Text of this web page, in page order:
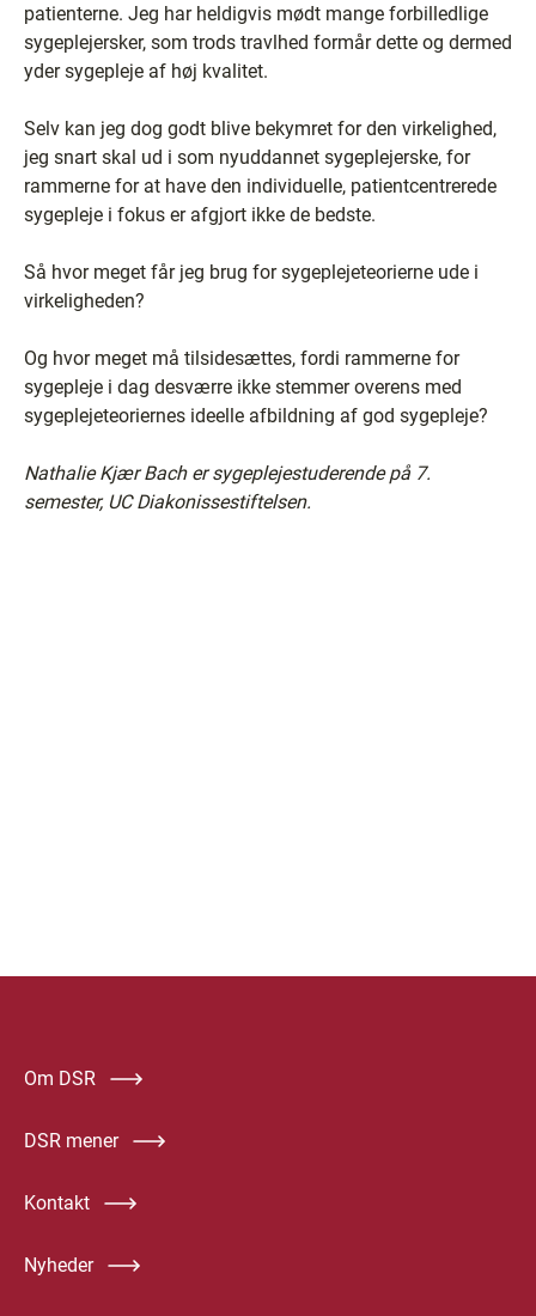
patienterne. Jeg har heldigvis mødt mange forbilledlige
sygeplejersker, som trods travlhed formår dette og dermed
yder sygepleje af høj kvalitet.
Selv kan jeg dog godt blive bekymret for den virkelighed,
jeg snart skal ud i som nyuddannet sygeplejerske, for
rammerne for at have den individuelle, patientcentrerede
sygepleje i fokus er afgjort ikke de bedste.
Så hvor meget får jeg brug for sygeplejeteorierne ude i
virkeligheden?
Og hvor meget må tilsidesættes, fordi rammerne for
sygepleje i dag desværre ikke stemmer overens med
sygeplejeteoriernes ideelle afbildning af god sygepleje?
Nathalie Kjær Bach er sygeplejestuderende på 7.
semester, UC Diakonissestiftelsen.
Om DSR
DSR mener
Kontakt
Nyheder